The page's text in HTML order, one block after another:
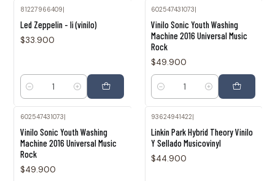
81227966409|
Led Zeppelin - Ii (vinilo)
$33.900
Cantidad
602547431073|
Vinilo Sonic Youth Washing
Machine 2016 Universal Music
Rock
$49.900
Cantidad
602547431073
Vinilo Sonic Youth Washing
Machine 2016 Universal Music
Rock
$49.900
93624941422
Linkin Park Hybrid Theory Vinilo
Y Sellado Musicovinyl
$44.900